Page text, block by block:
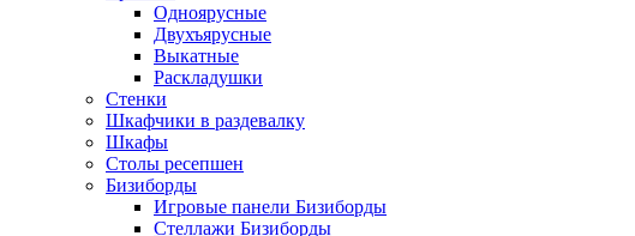
Одноярусные
Двухъярусные
Выкатные
Раскладушки
Стенки
Шкафчики в раздевалку
Шкафы
Столы ресепшен
Бизиборды
Игровые панели Бизиборды
Стеллажи Бизиборды